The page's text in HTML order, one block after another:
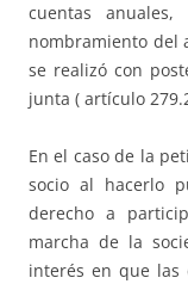
cuentas
nombramiento del
se realizó con
junta ( artículo
En el caso de la
socio al hacerlo
derecho a
marcha de la
interés en que las